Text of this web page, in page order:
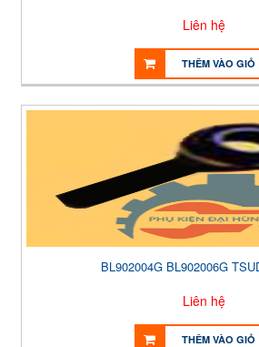
Liên hệ
THÊM VÀO GIỎ
BL902004G BL902006G
Liên hệ
THÊM VÀO GIỎ